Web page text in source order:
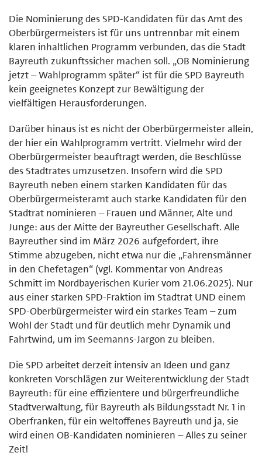
Die Nominierung des SPD-Kandidaten für das Amt des
Oberbürgermeisters ist für uns untrennbar mit einem
klaren inhaltlichen Programm verbunden, das die Stadt
Bayreuth zukunftssicher machen soll. „OB Nominierung
jetzt – Wahlprogramm später“ ist für die SPD Bayreuth
kein geeignetes Konzept zur Bewältigung der
vielfältigen Herausforderungen.
Darüber hinaus ist es nicht der Oberbürgermeister allein,
der hier ein Wahlprogramm vertritt. Vielmehr wird der
Oberbürgermeister beauftragt werden, die Beschlüsse
des Stadtrates umzusetzen. Insofern wird die SPD
Bayreuth neben einem starken Kandidaten für das
Oberbürgermeisteramt auch starke Kandidaten für den
Stadtrat nominieren – Frauen und Männer, Alte und
Junge: aus der Mitte der Bayreuther Gesellschaft. Alle
Bayreuther sind im März 2026 aufgefordert, ihre
Stimme abzugeben, nicht etwa nur die „Fahrensmänner
in den Chefetagen“ (vgl. Kommentar von Andreas
Schmitt im Nordbayerischen Kurier vom 21.06.2025). Nur
aus einer starken SPD-Fraktion im Stadtrat UND einem
SPD-Oberbürgermeister wird ein starkes Team – zum
Wohl der Stadt und für deutlich mehr Dynamik und
Fahrtwind, um im Seemanns-Jargon zu bleiben.
Die SPD arbeitet derzeit intensiv an Ideen und ganz
konkreten Vorschlägen zur Weiterentwicklung der Stadt
Bayreuth: für eine effizientere und bürgerfreundliche
Stadtverwaltung, für Bayreuth als Bildungsstadt Nr. 1 in
Oberfranken, für ein weltoffenes Bayreuth und ja, sie
wird einen OB-Kandidaten nominieren – Alles zu seiner
Zeit!